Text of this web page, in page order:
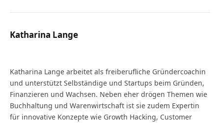
Katharina Lange
Katharina Lange arbeitet als freiberufliche Gründercoachin
und unterstützt Selbständige und Startups beim Gründen,
Finanzieren und Wachsen. Neben eher drögen Themen wie
Buchhaltung und Warenwirtschaft ist sie zudem Expertin
für innovative Konzepte wie Growth Hacking, Customer